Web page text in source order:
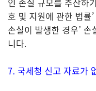
인 손실 규모를 추산하
호 및 지원에 관한 법률
손실이 발생한 경우’
니다.
7. 국세청 신고 자료가